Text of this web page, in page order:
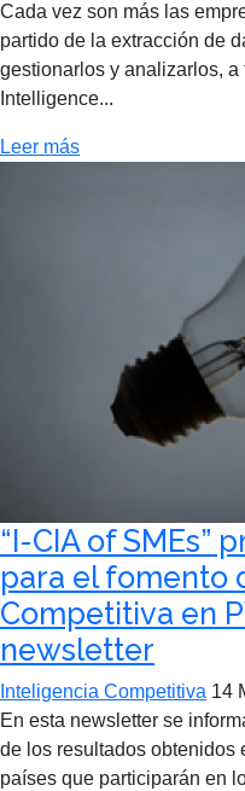
Cada vez son más las
partido de la extracción de
gestionarlos y analizarlos,
Intelligence...
Leer más
“I-CIA of SMEs”
para el fomento
Competitiva en
newsletter
Inteligencia Competitiva 14
En esta newsletter se
de los resultados obtenidos
países que participarán en